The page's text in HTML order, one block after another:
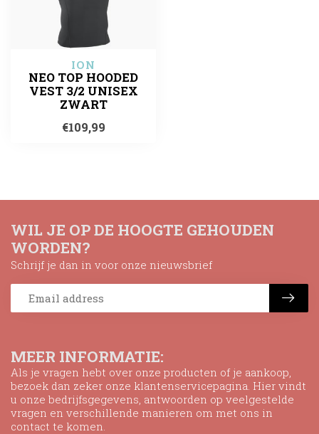
ION
NEO TOP HOODED
VEST 3/2 UNISEX
ZWART
€109,99
MEER INFORMATIE:
Als je vragen hebt over onze producten of je aankoop,
bezoek dan zeker onze klantenservicepagina. Hier vindt
u onze bedrijfsgegevens, antwoorden op veelgestelde
vragen en verschillende manieren om met ons in
contact te komen.
WIL JE OP DE HOOGTE GEHOUDEN
WORDEN?
Schrijf je dan in voor onze nieuwsbrief